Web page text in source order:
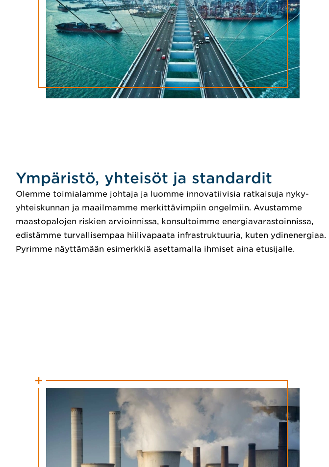
Ympäristö, yhteisöt ja standardit
Olemme toimialamme johtaja ja luomme innovatiivisia ratkaisuja nyky-
yhteiskunnan ja maailmamme merkittävimpiin ongelmiin. Avustamme
maastopalojen riskien arvioinnissa, konsultoimme energiavarastoinnissa,
edistämme turvallisempaa hiilivapaata infrastruktuuria, kuten ydinenergiaa.
Pyrimme näyttämään esimerkkiä asettamalla ihmiset aina etusijalle.